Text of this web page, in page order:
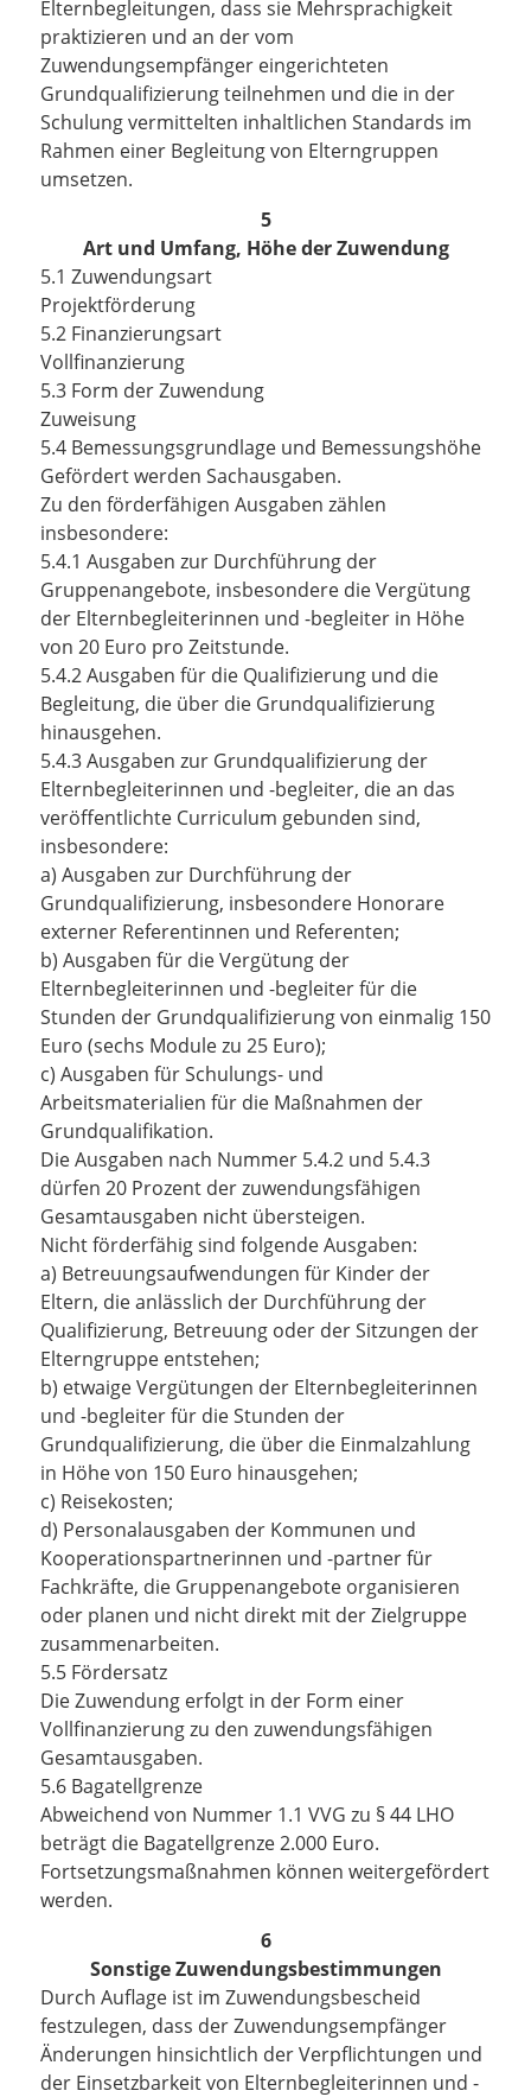
Elternbegleitungen, dass sie Mehrsprachigkeit
praktizieren und an der vom
Zuwendungsempfänger eingerichteten
Grundqualifizierung teilnehmen und die in der
Schulung vermittelten inhaltlichen Standards im
Rahmen einer Begleitung von Elterngruppen
umsetzen.
5
Art und Umfang, Höhe der Zuwendung
5.1 Zuwendungsart
Projektförderung
5.2 Finanzierungsart
Vollfinanzierung
5.3 Form der Zuwendung
Zuweisung
5.4 Bemessungsgrundlage und Bemessungshöhe
Gefördert werden Sachausgaben.
Zu den förderfähigen Ausgaben zählen
insbesondere:
5.4.1 Ausgaben zur Durchführung der
Gruppenangebote, insbesondere die Vergütung
der Elternbegleiterinnen und -begleiter in Höhe
von 20 Euro pro Zeitstunde.
5.4.2 Ausgaben für die Qualifizierung und die
Begleitung, die über die Grundqualifizierung
hinausgehen.
5.4.3 Ausgaben zur Grundqualifizierung der
Elternbegleiterinnen und -begleiter, die an das
veröffentlichte Curriculum gebunden sind,
insbesondere:
a) Ausgaben zur Durchführung der
Grundqualifizierung, insbesondere Honorare
externer Referentinnen und Referenten;
b) Ausgaben für die Vergütung der
Elternbegleiterinnen und -begleiter für die
Stunden der Grundqualifizierung von einmalig 150
Euro (sechs Module zu 25 Euro);
c) Ausgaben für Schulungs- und
Arbeitsmaterialien für die Maßnahmen der
Grundqualifikation.
Die Ausgaben nach Nummer 5.4.2 und 5.4.3
dürfen 20 Prozent der zuwendungsfähigen
Gesamtausgaben nicht übersteigen.
Nicht förderfähig sind folgende Ausgaben:
a) Betreuungsaufwendungen für Kinder der
Eltern, die anlässlich der Durchführung der
Qualifizierung, Betreuung oder der Sitzungen der
Elterngruppe entstehen;
b) etwaige Vergütungen der Elternbegleiterinnen
und -begleiter für die Stunden der
Grundqualifizierung, die über die Einmalzahlung
in Höhe von 150 Euro hinausgehen;
c) Reisekosten;
d) Personalausgaben der Kommunen und
Kooperationspartnerinnen und -partner für
Fachkräfte, die Gruppenangebote organisieren
oder planen und nicht direkt mit der Zielgruppe
zusammenarbeiten.
5.5 Fördersatz
Die Zuwendung erfolgt in der Form einer
Vollfinanzierung zu den zuwendungsfähigen
Gesamtausgaben.
5.6 Bagatellgrenze
Abweichend von Nummer 1.1 VVG zu § 44 LHO
beträgt die Bagatellgrenze 2.000 Euro.
Fortsetzungsmaßnahmen können weitergefördert
werden.
6
Sonstige Zuwendungsbestimmungen
Durch Auflage ist im Zuwendungsbescheid
festzulegen, dass der Zuwendungsempfänger
Änderungen hinsichtlich der Verpflichtungen und
der Einsetzbarkeit von Elternbegleiterinnen und -